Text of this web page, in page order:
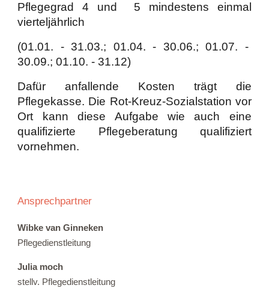
Pflegegrad 4 und 5 mindestens einmal
vierteljährlich
(01.01. - 31.03.; 01.04. - 30.06.; 01.07. -
30.09.; 01.10. - 31.12)
Dafür anfallende Kosten trägt die
Pflegekasse. Die Rot-Kreuz-Sozialstation vor
Ort kann diese Aufgabe wie auch eine
qualifizierte Pflegeberatung qualifiziert
vornehmen.
Ansprechpartner
Wibke van Ginneken
Pflegedienstleitung
Julia moch
stellv. Pflegedienstleitung